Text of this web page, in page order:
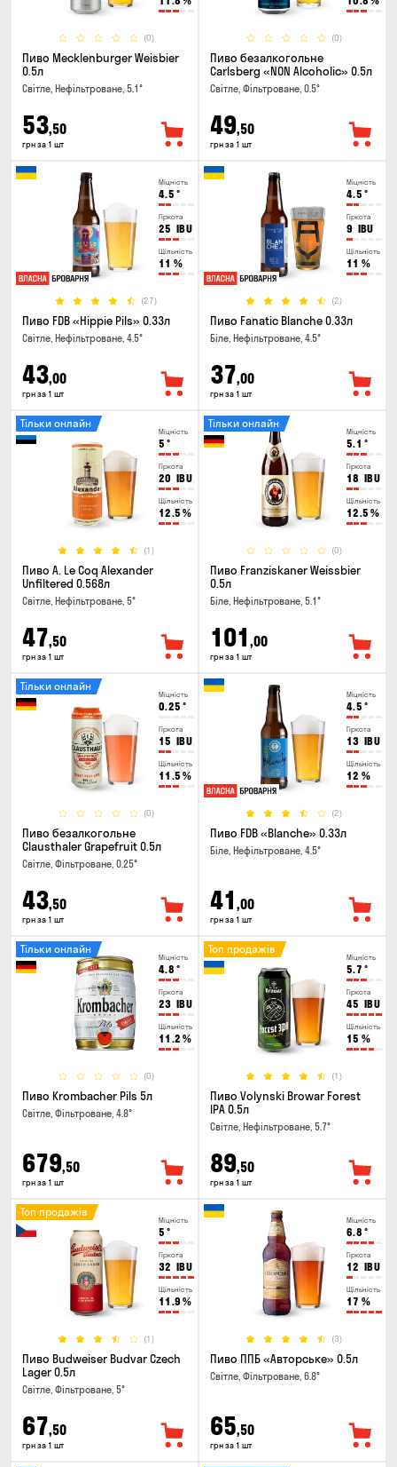
(0)
Пиво Mecklenburger Weisbier
0.5л
Світле, Нефільтроване, 5.1°
53,50
грн за 1 шт
(0)
Пиво безалкогольне
Carlsberg «NON Alcoholic» 0.5л
Світле, Фільтроване, 0.5°
49,50
грн за 1 шт
Міцність
4.5 °
Гіркота
25 IBU
Щільність
11 %
(27)
Пиво FDB «Hippie Pils» 0.33л
Світле, Нефільтроване, 4.5°
43,00
грн за 1 шт
Міцність
4.5 °
Гіркота
9 IBU
Щільність
11 %
(2)
Пиво Fanatic Blanche 0.33л
Біле, Нефільтроване, 4.5°
37,00
грн за 1 шт
Міцність
5 °
Гіркота
20 IBU
Щільність
12.5 %
(1)
Тільки онлайн
Пиво A. Le Coq Alexander
Unfiltered 0.568л
Світле, Нефільтроване, 5°
47,50
грн за 1 шт
Міцність
5.1 °
Гіркота
18 IBU
Щільність
12.5 %
(0)
Тільки онлайн
Пиво Franziskaner Weissbier
0.5л
Біле, Нефільтроване, 5.1°
101 ,00
грн за 1 шт
Міцність
0.25 °
Гіркота
15 IBU
Щільність
11.5 %
(0)
Тільки онлайн
Пиво безалкогольне
Clausthaler Grapefruit 0.5л
Світле, Фільтроване, 0.25°
43,50
грн за 1 шт
Міцність
4.5 °
Гіркота
13 IBU
Щільність
12 %
(2)
Пиво FDB «Blanche» 0.33л
Біле, Нефільтроване, 4.5°
41 ,00
грн за 1 шт
Міцність
4.8 °
Гіркота
23 IBU
Щільність
11.2 %
(0)
Тільки онлайн
Пиво Krombacher Pils 5л
Світле, Фільтроване, 4.8°
679,50
грн за 1 шт
Міцність
5.7 °
Гіркота
45 IBU
Щільність
15 %
(1)
Топ продажів
Пиво Volynski Browar Forest
IPA 0.5л
Світле, Нефільтроване, 5.7°
89,50
грн за 1 шт
Міцність
5 °
Гіркота
32 IBU
Щільність
11.9 %
(1)
Топ продажів
Пиво Budweiser Budvar Czech
Lager 0.5л
Світле, Фільтроване, 5°
67,50
грн за 1 шт
Міцність
6.8 °
Гіркота
12 IBU
Щільність
17 %
(3)
Пиво ППБ «Авторське» 0.5л
Світле, Фільтроване, 6.8°
65,50
грн за 1 шт